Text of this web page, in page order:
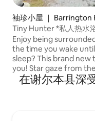
袖珍小屋 ｜ Barrington
age
Tiny Hunter *私人热水
Enjoy being
the time you wake
sleep? This brand new
you! Star gaze from the hot tub, grab a
book and relax the a
the birch trees or take
在谢尔本县深